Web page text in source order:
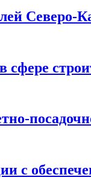
Северо-